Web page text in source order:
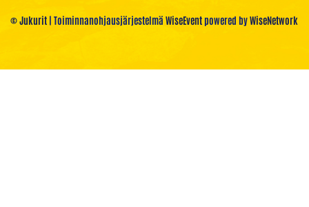
© Jukurit | Toiminnanohjausjärjestelmä WiseEventpowered byWiseNetwork